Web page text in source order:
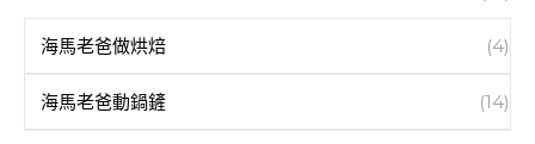
海馬老爸做烘焙 (4)
海馬老爸動鍋鏟 (14)